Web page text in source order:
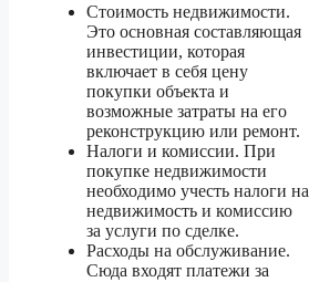
Стоимость недвижимости.
Это основная составляющая
инвестиции, которая
включает в себя цену
покупки объекта и
возможные затраты на его
реконструкцию или ремонт.
Налоги и комиссии. При
покупке недвижимости
необходимо учесть налоги на
недвижимость и комиссию
за услуги по сделке.
Расходы на обслуживание.
Сюда входят платежи за